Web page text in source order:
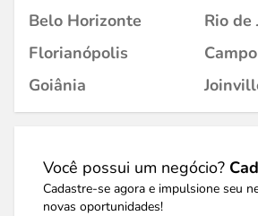
Belo Horizonte
Rio de
Florianópolis
Goiânia
Você possui um negócio?
Cadastre-se agora e impulsione seu
novas oportunidades!